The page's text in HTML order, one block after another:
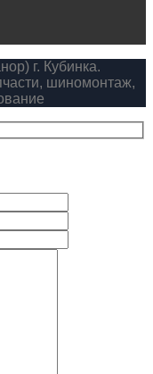
г. Кубинка.
шиномонтаж,